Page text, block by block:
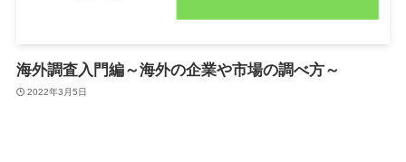
海外調査入門編～海外の企業や市場の調べ方～
2022年3月5日